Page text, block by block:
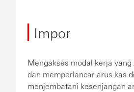
Impor
Mengakses modal kerja yang
dan memperlancar arus kas
menjembatani kesenjangan